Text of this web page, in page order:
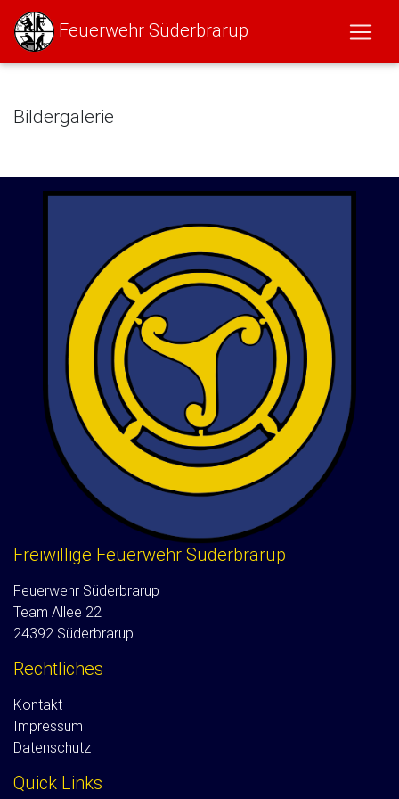
Feuerwehr Süderbrarup
Bildergalerie
Freiwillige Feuerwehr Süderbrarup
Feuerwehr Süderbrarup
Team Allee 22
24392 Süderbrarup
Rechtliches
Kontakt
Impressum
Datenschutz
Quick Links